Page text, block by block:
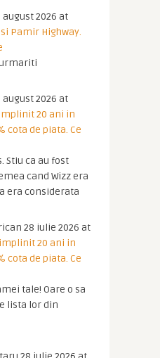
2026 at
Pamir Highway.
2026 at
20 ani in
cota de piata. Ce
Stiu ca au fost
cand Wizz era
era considerata
28 iulie 2026 at
implinit 20 ani in
cota de piata. Ce
tale! Oare o sa
lista lor din